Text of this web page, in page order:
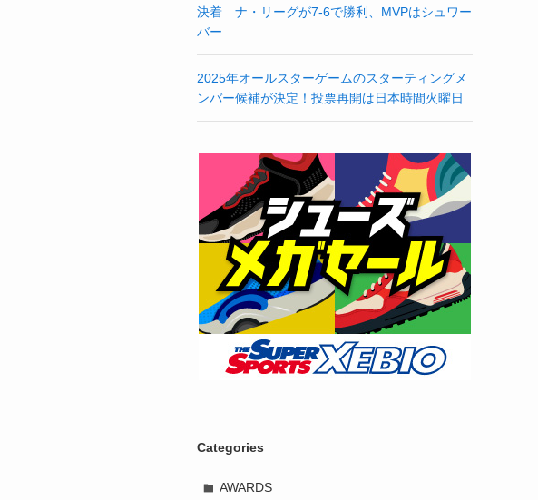
決着 ナ・リーグが7-6で勝利、MVPはシュワー
バー
2025年オールスターゲームのスターティングメ
ンバー候補が決定！投票再開は日本時間火曜日
Categories
AWARDS